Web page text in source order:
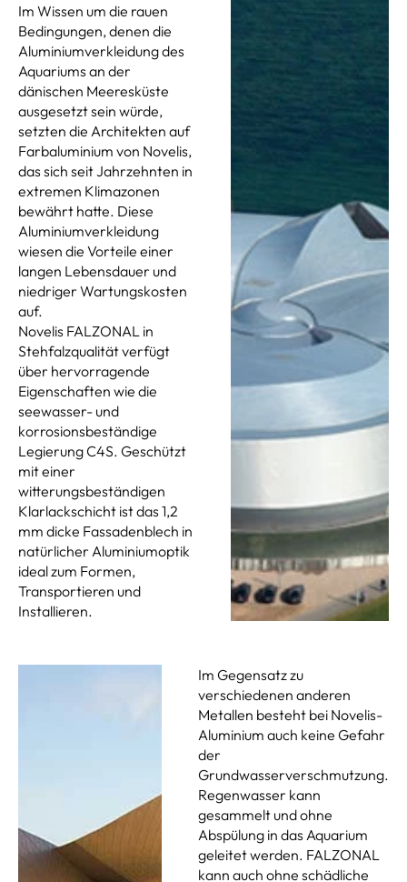
Im Wissen um die rauen
Bedingungen, denen die
Aluminiumverkleidung des
Aquariums an der
dänischen Meeresküste
ausgesetzt sein würde,
setzten die Architekten auf
Farbaluminium von Novelis,
das sich seit Jahrzehnten in
extremen Klimazonen
bewährt hatte. Diese
Aluminiumverkleidung
wiesen die Vorteile einer
langen Lebensdauer und
niedriger Wartungskosten
auf.
Novelis FALZONAL in
Stehfalzqualität verfügt
über hervorragende
Eigenschaften wie die
seewasser- und
korrosionsbeständige
Legierung C4S. Geschützt
mit einer
witterungsbeständigen
Klarlackschicht ist das 1,2
mm dicke Fassadenblech in
natürlicher Aluminiumoptik
ideal zum Formen,
Transportieren und
Installieren.
Im Gegensatz zu
verschiedenen anderen
Metallen besteht bei Novelis-
Aluminium auch keine Gefahr
der
Grundwasserverschmutzung.
Regenwasser kann
gesammelt und ohne
Abspülung in das Aquarium
geleitet werden. FALZONAL
kann auch ohne schädliche